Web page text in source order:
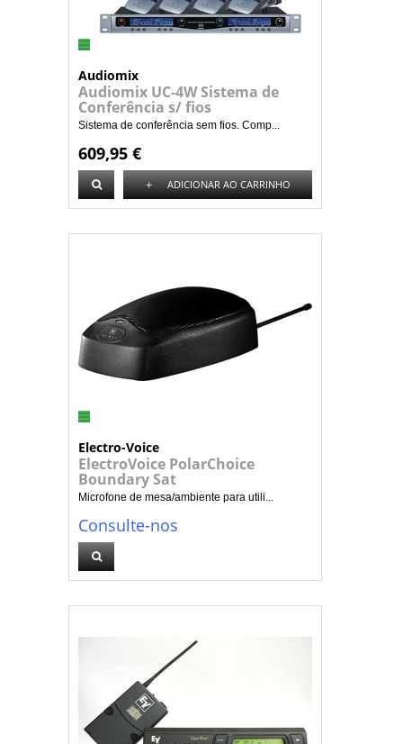
Audiomix
Audiomix UC-4W Sistema de
Conferência s/ fios
Sistema de conferência sem fios. Comp...
609,95 €
+ ADICIONAR AO CARRINHO
Electro-Voice
ElectroVoice PolarChoice
Boundary Sat
Microfone de mesa/ambiente para utili...
Consulte-nos